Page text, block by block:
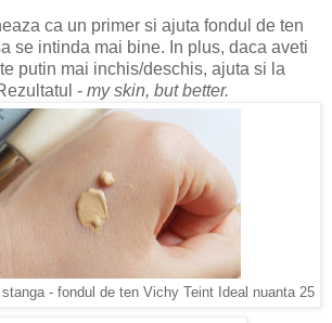
ca un primer si ajuta fondul de ten
se intinda mai bine. In plus, daca aveti
putin mai inchis/deschis, ajuta si la
- my skin, but better.
- fondul de ten Vichy Teint Ideal nuanta 25